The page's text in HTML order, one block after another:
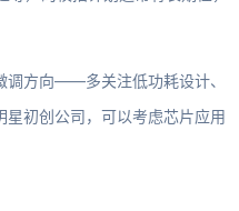
调方向——多关注低功耗设计、
初创公司，可以考虑芯片应用